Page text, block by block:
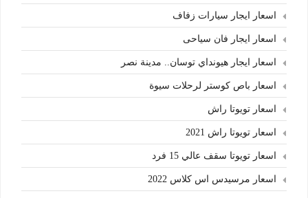
اسعار ايجار سيارات زفاف
اسعار ايجار فان سياحى
اسعار ايجار هيونداي توسان.. مدينة نصر
اسعار باص كوستر لرحلات سيوة
اسعار تويوتا راش
اسعار تويوتا راش 2021
اسعار تويوتا سقف عالي 15 فرد
اسعار مرسيدس اس كلاس 2022